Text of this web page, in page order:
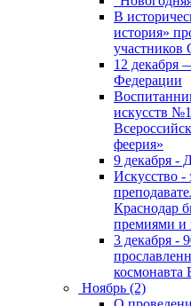
В
история»
12 декабря
Федерации
искусств
феерия»
9 декабря -
Искусство
Краснодар
премиями и
3 декабря -
космонавта
Ноябрь (2)